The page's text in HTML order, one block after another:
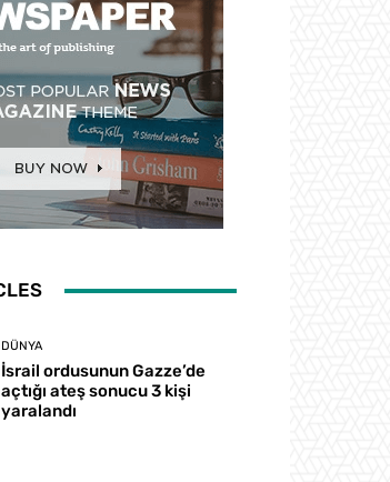
DÜNYA
İsrail ordusunun Gazze’de
açtığı ateş sonucu 3 kişi
yaralandı